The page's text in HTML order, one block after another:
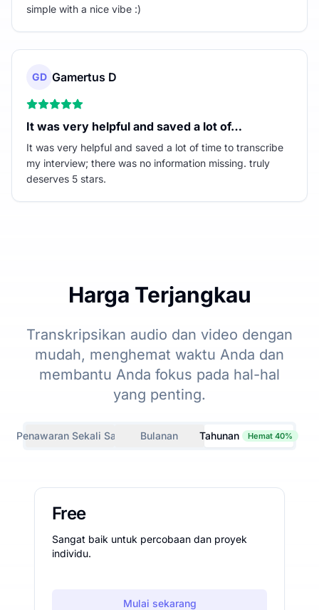
simple with a nice vibe :)
GD Gamertus D
It was very helpful and saved a lot of…
It was very helpful and saved a lot of time to transcribe
my interview; there was no information missing. truly
deserves 5 stars.
Harga Terjangkau
Transkripsikan audio dan video dengan
mudah, menghemat waktu Anda dan
membantu Anda fokus pada hal-hal
yang penting.
Penawaran Sekali Saja Bulanan Tahunan Hemat 40%
Free
Sangat baik untuk percobaan dan proyek
individu.
Mulai sekarang